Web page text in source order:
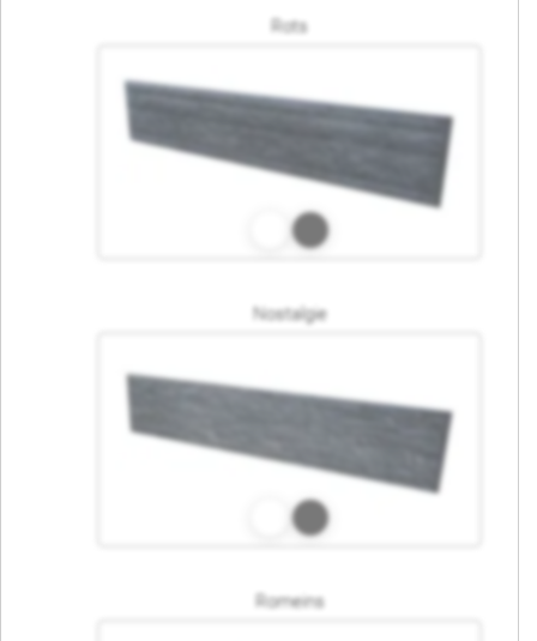
Rots
Nostalgie
Romeins